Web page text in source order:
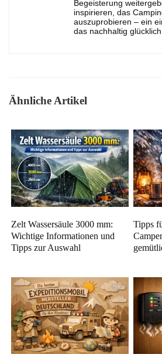
Begeisterung
inspirieren, das
auszuprobieren – ein
das nachhaltig
Ähnliche Artikel
Zelt Wassersäule 3000 mm:
Wichtige Informationen und
Tipps zur Auswahl
Tipps